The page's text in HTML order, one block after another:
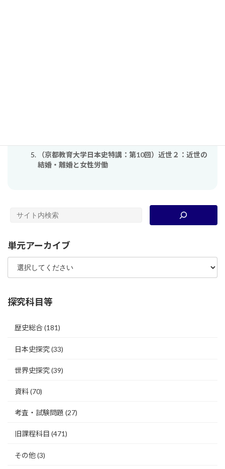
（京都教育大学日本史特講：第10回）近世２：近世の
結婚・離婚と女性労働
単元アーカイブ
探究科目等
歴史総合(181)
日本史探究(33)
世界史探究(39)
資料(70)
考査・試験問題 (27)
旧課程科目 (471)
その他(3)